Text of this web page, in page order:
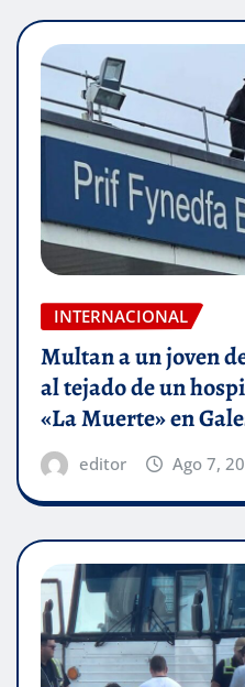
INTERNACIONAL
Multan a un joven
al tejado de un
«La Muerte» en
editor Ago 7,